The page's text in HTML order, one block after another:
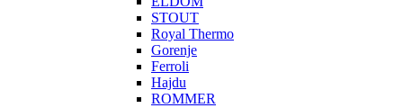
STOUT
Royal Thermo
Gorenje
Ferroli
Hajdu
ROMMER